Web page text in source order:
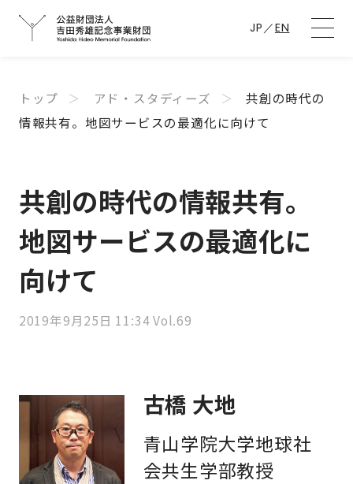
JP／EN
トップ アド・スタディーズ
共創の時代の
情報共有。地図サービスの最適化に向けて
共創の時代の情報共有。
地図サービスの最適化に
向けて
2019年9月25日 11:34 Vol.69
古橋 大地
青山学院大学地球社
会共生学部教授